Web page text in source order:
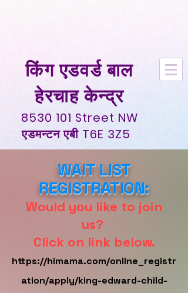
किंग एडवर्ड बाल
हेरचाह केन्द्र
8530 101 Street NW
एडमन्टन एबी T6E 3Z5
WAIT LIST
REGISTRATION:
Would you like to join
us?
Click on link below.
https://himama.com/online_registr
ation/apply/king-edward-child-